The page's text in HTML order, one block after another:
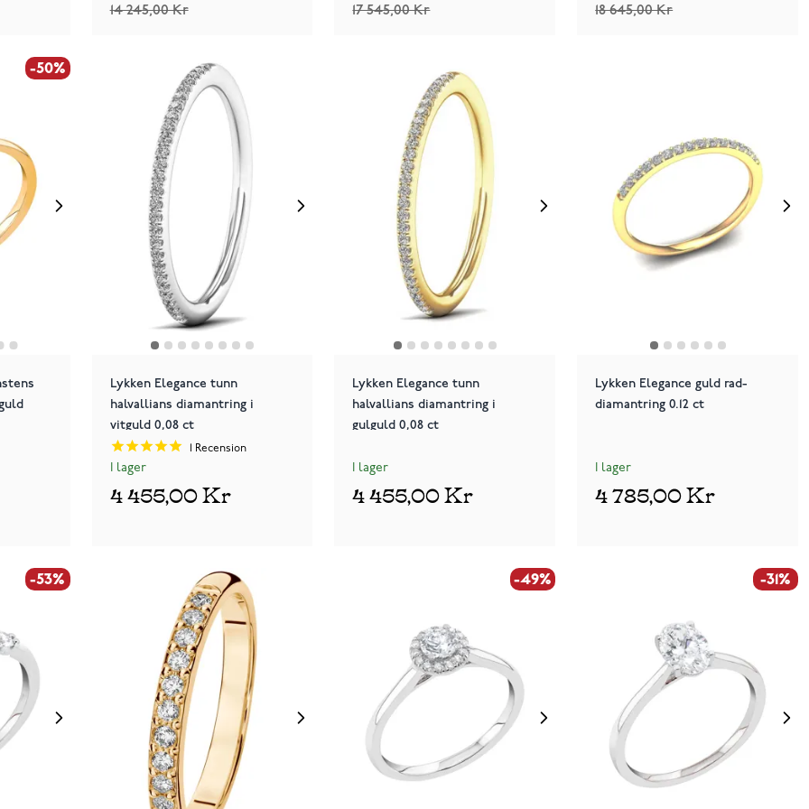
14 245,00 Kr 17 545,00 Kr 18 645,00 Kr
-50%
Lykken Elegance tunn
halvallians diamantring i
vitguld 0,08 ct
1 Recension
I lager
4 455,00 Kr
Lykken Elegance tunn
halvallians diamantring i
gulguld 0,08 ct
I lager
4 455,00 Kr
Lykken Elegance guld rad-
diamantring 0.12 ct
I lager
4 785,00 Kr
-53% -49% -31%